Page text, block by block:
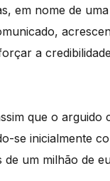
em nome de
a
que o
se inicialmente
de um milhão de